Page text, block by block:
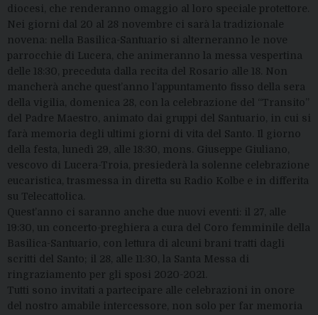
diocesi, che renderanno omaggio al loro speciale protettore.
Nei giorni dal 20 al 28 novembre ci sarà la tradizionale
novena: nella Basilica-Santuario si alterneranno le nove
parrocchie di Lucera, che animeranno la messa vespertina
delle 18:30, preceduta dalla recita del Rosario alle 18. Non
mancherà anche quest’anno l’appuntamento fisso della sera
della vigilia, domenica 28, con la celebrazione del “Transito”
del Padre Maestro, animato dai gruppi del Santuario, in cui si
farà memoria degli ultimi giorni di vita del Santo. Il giorno
della festa, lunedì 29, alle 18:30, mons. Giuseppe Giuliano,
vescovo di Lucera-Troia, presiederà la solenne celebrazione
eucaristica, trasmessa in diretta su Radio Kolbe e in differita
su Telecattolica.
Quest’anno ci saranno anche due nuovi eventi: il 27, alle
19:30, un concerto-preghiera a cura del Coro femminile della
Basilica-Santuario, con lettura di alcuni brani tratti dagli
scritti del Santo; il 28, alle 11:30, la Santa Messa di
ringraziamento per gli sposi 2020-2021.
Tutti sono invitati a partecipare alle celebrazioni in onore
del nostro amabile intercessore, non solo per far memoria